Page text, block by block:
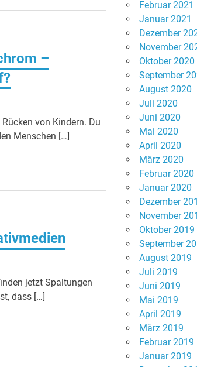
–
von Kindern. Du
Menschen […]
jetzt Spaltungen
dass […]
Februar 2021
Januar 2021
Dezember
November
Oktober 2020
September
August 2020
Juli 2020
Juni 2020
Mai 2020
April 2020
März 2020
Februar 2020
Januar 2020
Dezember
November
Oktober 2019
September
August 2019
Juli 2019
Juni 2019
Mai 2019
April 2019
März 2019
Februar 2019
Januar 2019